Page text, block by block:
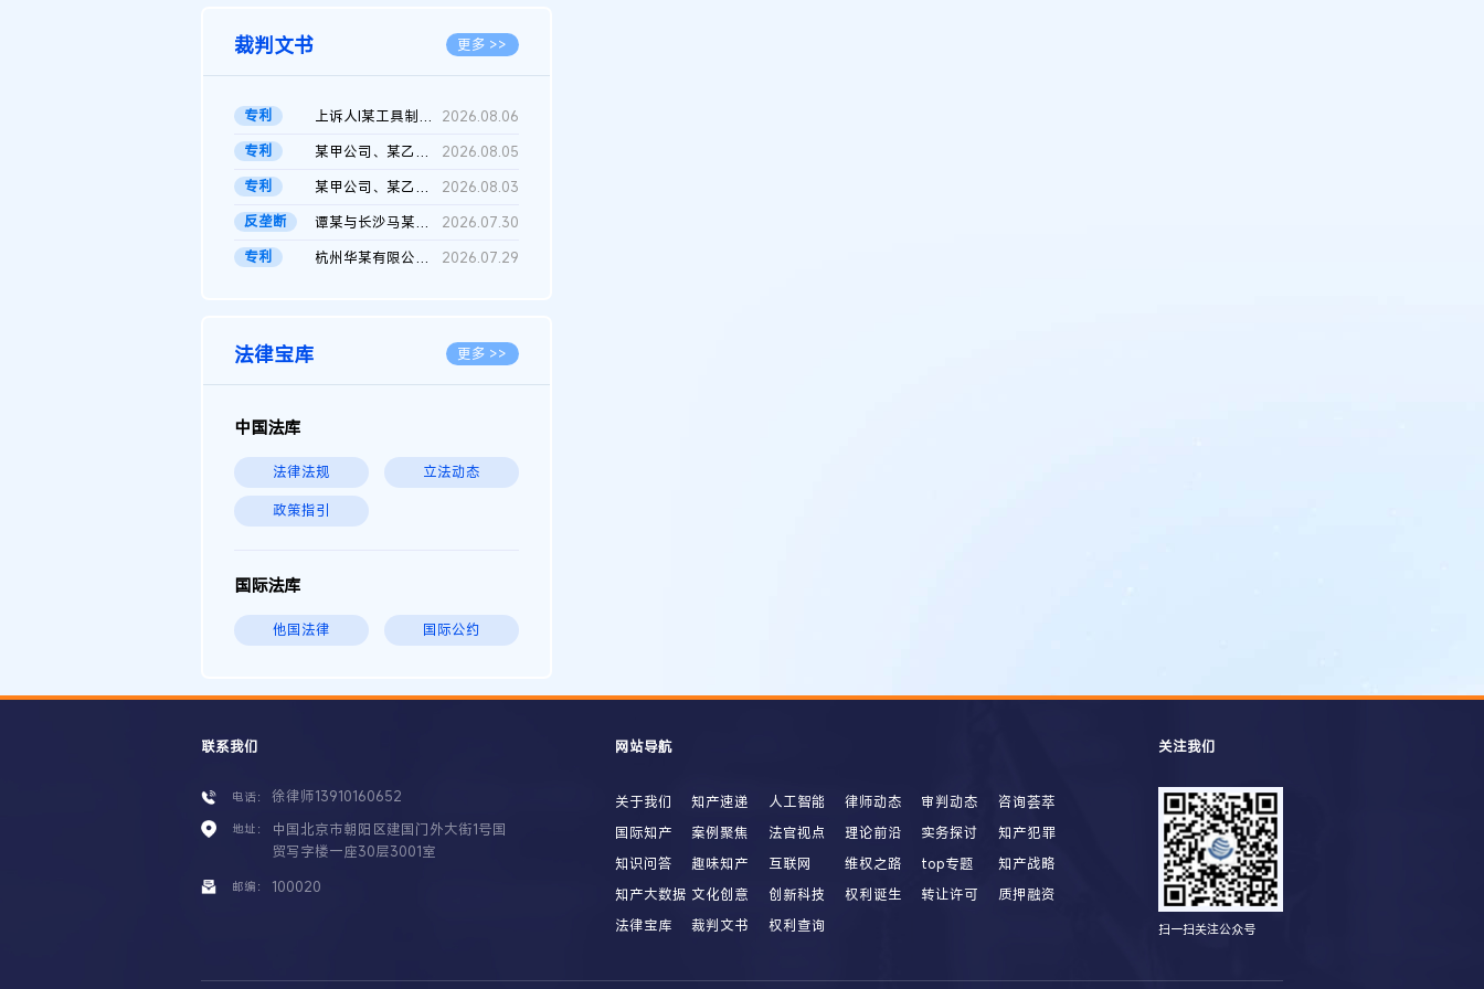
裁判文书 更多 >>
专利 上诉人I某工具制品有限公司与被上诉人程某及一审被告中华人民共和...
2026.08.06
专利
某甲公司、某乙公司、某丙公司申请诉前行为保全复议裁定书
2026.08.05
专利
某甲公司、某乙公司、官某与某丙公司专利申请权权属纠纷 二审判决...
2026.08.03
反垄断
谭某与长沙马某堆农产品股份有限公司滥用市场支配地位纠纷二审裁...
2026.07.30
专利
杭州华某有限公司与菲某有限公司侵害发明专利权纠纷 2026.07.29
法律宝库 更多 >>
中国法库
法律法规 立法动态
政策指引
国际法库
他国法律 国际公约
联系我们
电话： 徐律师13910160652
地址：
中国北京市朝阳区建国门外大街1号国
贸写字楼一座30层3001室
邮编： 100020
网站导航
关于我们 知产速递 人工智能 律师动态 审判动态
咨询荟萃
国际知产
案例聚焦 法官视点 理论前沿 实务探讨
知产犯罪
知识问答
趣味知产 互联网 维权之路 top专题
知产战略
知产大数据 文化创意 创新科技 权利诞生 转让许可
质押融资
法律宝库
裁判文书 权利查询
关注我们
扫一扫关注公众号